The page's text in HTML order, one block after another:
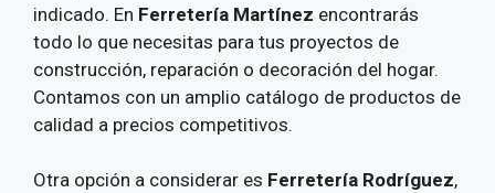
indicado. En Ferretería Martínez encontrarás
todo lo que necesitas para tus proyectos de
construcción, reparación o decoración del hogar.
Contamos con un amplio catálogo de productos de
calidad a precios competitivos.
Otra opción a considerar es Ferretería Rodríguez,